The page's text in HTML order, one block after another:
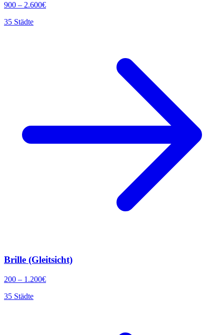
900 – 2.600€
35 Städte
Brille (Gleitsicht)
200 – 1.200€
35 Städte